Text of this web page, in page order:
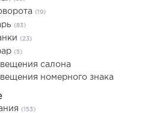
(19)
(83)
(23)
(5)
салона
номерного знака
(153)